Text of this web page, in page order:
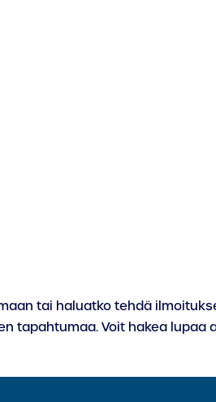
tai haluatko tehdä
tapahtumaa. Voit hakea lupaa